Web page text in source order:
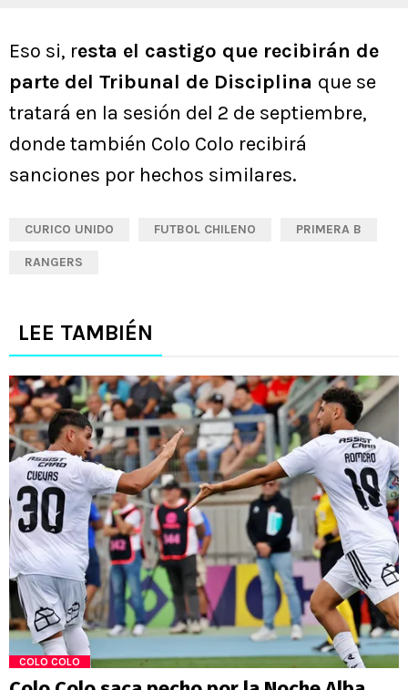
Eso si, resta el castigo que recibirán de
parte del Tribunal de Disciplina que se
tratará en la sesión del 2 de septiembre,
donde también Colo Colo recibirá
sanciones por hechos similares.
CURICO UNIDO FUTBOL CHILENO PRIMERA B
RANGERS
LEE TAMBIÉN
COLO COLO